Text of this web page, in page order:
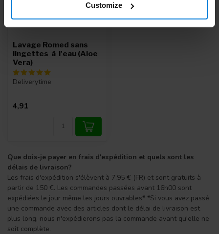
Customize
Lavage Romed sans
lingettes à l'eau (Aloe
Vera)
Deliverytime
4,91
Que dois-je payer en frais d'expédition et quels sont les
délais de livraison?
Les frais d'expédition s'élèvent à 7,95 € (FR) et sont gratuits à
partir de 150 €. Les commandes passées avant 16h00 sont
expédiées le jour même les jours ouvrables* *Si vous avez passé
une commande avec des articles dont le délai de livraison est
plus long, nous n'expédierons pas la commande avant qu'elle ne
soit complète.